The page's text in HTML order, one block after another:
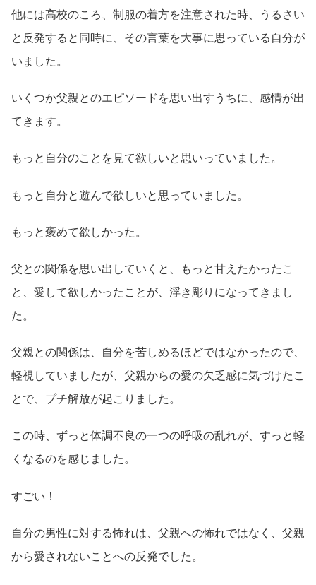
他には高校のころ、制服の着方を注意された時、うるさい
と反発すると同時に、その言葉を大事に思っている自分が
いました。
いくつか父親とのエピソードを思い出すうちに、感情が出
てきます。
もっと自分のことを見て欲しいと思いっていました。
もっと自分と遊んで欲しいと思っていました。
もっと褒めて欲しかった。
父との関係を思い出していくと、もっと甘えたかったこ
と、愛して欲しかったことが、浮き彫りになってきまし
た。
父親との関係は、自分を苦しめるほどではなかったので、
軽視していましたが、父親からの愛の欠乏感に気づけたこ
とで、プチ解放が起こりました。
この時、ずっと体調不良の一つの呼吸の乱れが、すっと軽
くなるのを感じました。
すごい！
自分の男性に対する怖れは、父親への怖れではなく、父親
から愛されないことへの反発でした。